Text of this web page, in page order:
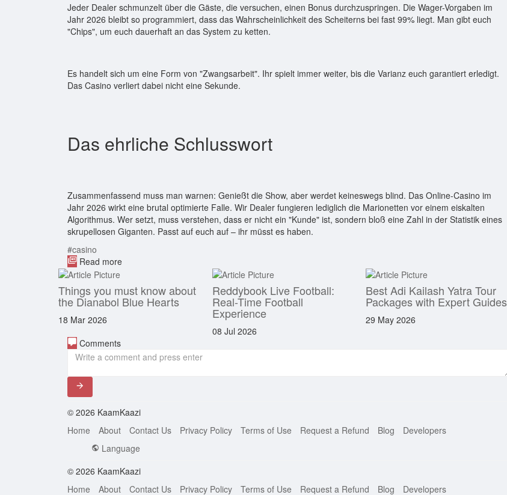
Jeder Dealer schmunzelt über die Gäste, die versuchen, einen Bonus durchzuspringen. Die Wager-Vorgaben im
Jahr 2026 bleibt so programmiert, dass das Wahrscheinlichkeit des Scheiterns bei fast 99% liegt. Man gibt euch
"Chips", um euch dauerhaft an das System zu ketten.
Es handelt sich um eine Form von "Zwangsarbeit". Ihr spielt immer weiter, bis die Varianz euch garantiert erledigt.
Das Casino verliert dabei nicht eine Sekunde.
Das ehrliche Schlusswort
Zusammenfassend muss man warnen: Genießt die Show, aber werdet keineswegs blind. Das Online-Casino im
Jahr 2026 wirkt eine brutal optimierte Falle. Wir Dealer fungieren lediglich die Marionetten vor einem eiskalten
Algorithmus. Wer setzt, muss verstehen, dass er nicht ein "Kunde" ist, sondern bloß eine Zahl in der Statistik eines
skrupellosen Giganten. Passt auf euch auf – ihr müsst es haben.
#casino
Read more
Things you must know about
the Dianabol Blue Hearts
18 Mar 2026
Reddybook Live Football:
Real-Time Football
Experience
08 Jul 2026
Best Adi Kailash Yatra Tour
Packages with Expert Guides
29 May 2026
Comments
© 2026 KaamKaazi
Home
About Contact Us Privacy Policy Terms of Use Request a Refund Blog
Developers
Language
© 2026 KaamKaazi
Home
About Contact Us Privacy Policy Terms of Use Request a Refund Blog Developers